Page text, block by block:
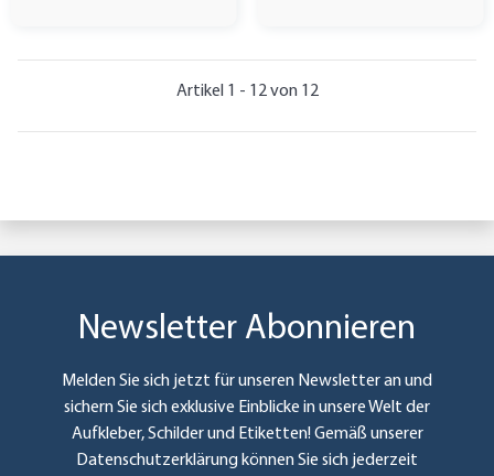
Artikel 1 - 12 von 12
Newsletter Abonnieren
Melden Sie sich jetzt für unseren Newsletter an und
sichern Sie sich exklusive Einblicke in unsere Welt der
Aufkleber, Schilder und Etiketten! Gemäß unserer
Datenschutzerklärung können Sie sich jederzeit